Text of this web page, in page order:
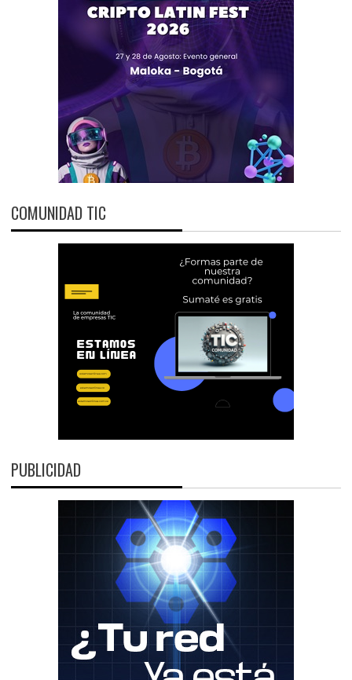
COMUNIDAD TIC
PUBLICIDAD